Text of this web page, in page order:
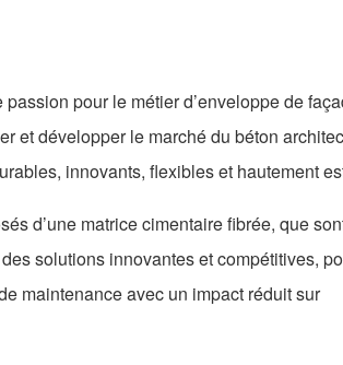
pour le métier d’enveloppe de
et développer le marché du béton
innovants, flexibles et hautement
d’une matrice cimentaire fibrée, que
solutions innovantes et compétitives,
maintenance avec un impact réduit sur